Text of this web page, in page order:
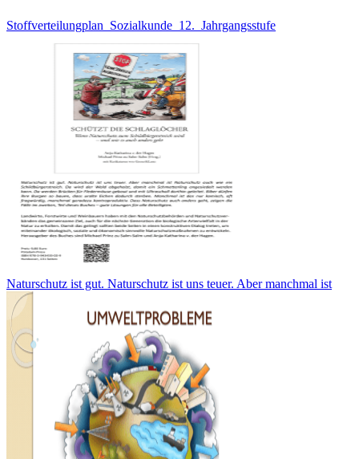
Stoffverteilungplan_Sozialkunde_12._Jahrgangsstufe
Naturschutz ist gut. Naturschutz ist uns teuer. Aber manchmal ist